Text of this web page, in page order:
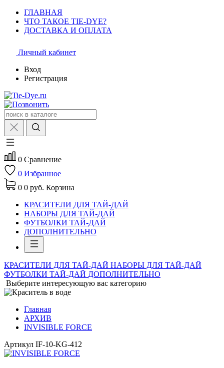
ГЛАВНАЯ
ЧТО ТАКОЕ TIE-DYE?
ДОСТАВКА И ОПЛАТА
Личный кабинет
Вход
Регистрация
0 Сравнение
0 Избранное
0 0 руб. Корзина
КРАСИТЕЛИ ДЛЯ ТАЙ-ДАЙ
НАБОРЫ ДЛЯ ТАЙ-ДАЙ
ФУТБОЛКИ ТАЙ-ДАЙ
ДОПОЛНИТЕЛЬНО
КРАСИТЕЛИ ДЛЯ ТАЙ-ДАЙ НАБОРЫ ДЛЯ ТАЙ-ДАЙ
ФУТБОЛКИ ТАЙ-ДАЙ ДОПОЛНИТЕЛЬНО
Выберите интересующую вас категорию
Главная
АРХИВ
INVISIBLE FORCE
Артикул IF-10-KG-412